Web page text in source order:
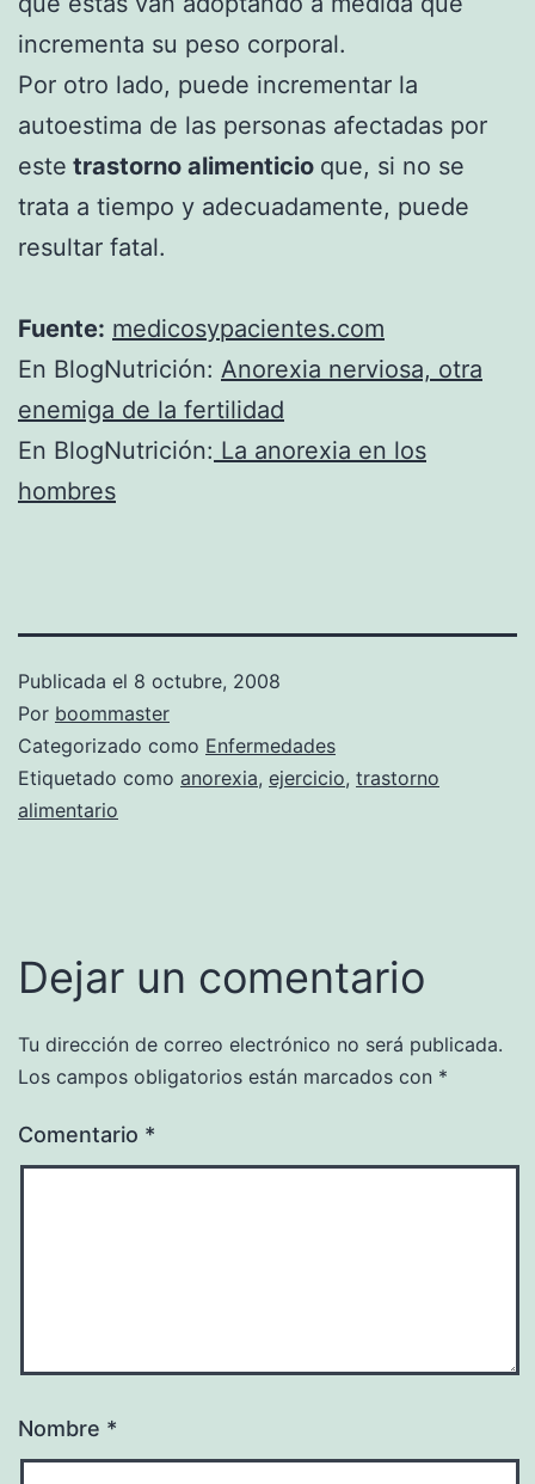
incrementa su peso corporal.
Por otro lado, puede incrementar la
autoestima de las personas afectadas por
este trastorno alimenticio que, si no se
trata a tiempo y adecuadamente, puede
resultar fatal.
Fuente: medicosypacientes.com
En BlogNutrición: Anorexia nerviosa, otra
enemiga de la fertilidad
En BlogNutrición: La anorexia en los
hombres
Publicada el 8 octubre, 2008
Por boommaster
Categorizado como Enfermedades
Etiquetado como anorexia, ejercicio, trastorno
alimentario
Dejar un comentario
Tu dirección de correo electrónico no será publicada.
Los campos obligatorios están marcados con *
Comentario *
Nombre *